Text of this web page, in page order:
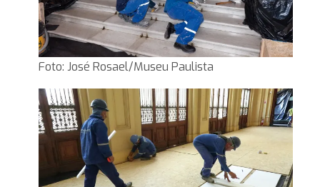
Foto: José Rosael/Museu Paulista